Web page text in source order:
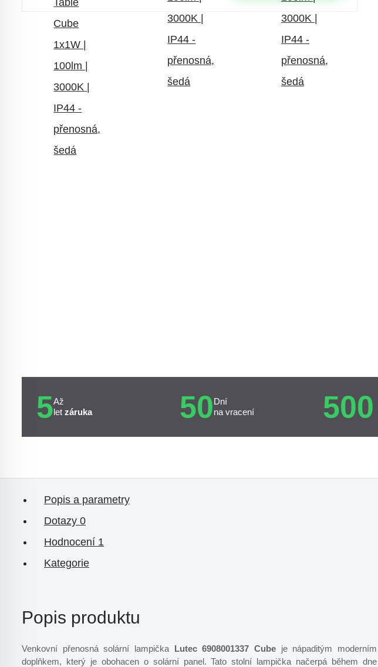
5Až
let záruka 50Dní
na vracení
500
Popis a parametry
Dotazy 0
Hodnocení 1
Kategorie
Popis produktu
Venkovní přenosná solární lampička Lutec 6908001337 Cube je nápaditým moderním
doplňkem, který je obohacen o solární panel. Tato stolní lampička načerpá během dne